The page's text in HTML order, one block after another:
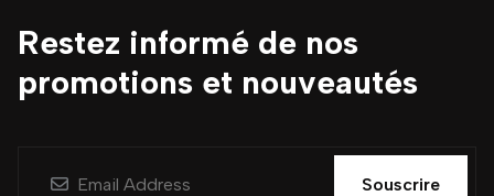
Restez informé de nos
promotions et nouveautés
Souscrire